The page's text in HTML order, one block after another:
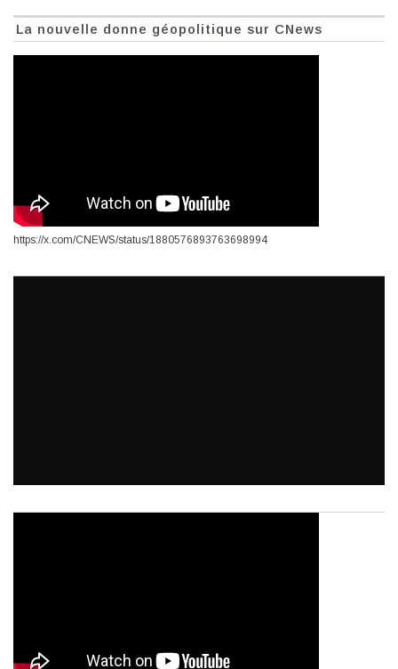
La nouvelle donne géopolitique sur CNews
https://x.com/CNEWS/status/1880576893763698994